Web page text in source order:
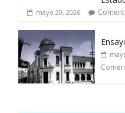
mayo 20, 2026